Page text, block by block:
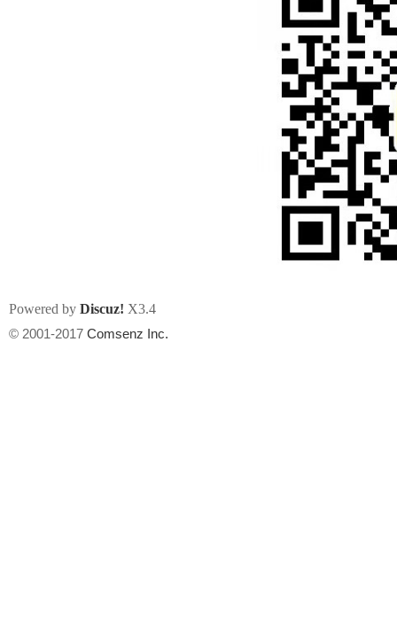
Powered by Discuz! X3.4
© 2001-2017 Comsenz Inc.